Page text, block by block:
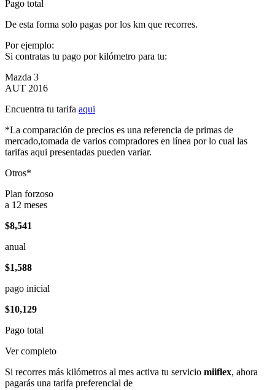
Pago total
De esta forma solo pagas por los km que recorres.
Por ejemplo:
Si contratas tu pago por kilómetro para tu:
Mazda 3
AUT 2016
Encuentra tu tarifa aqui
*La comparación de precios es una referencia de primas de
mercado,tomada de varios compradores en línea por lo cual las
tarifas aqui presentadas pueden variar.
Otros*
Plan forzoso
a 12 meses
$8,541
anual
$1,588
pago inicial
$10,129
Pago total
Ver completo
Si recorres más kilómetros al mes activa tu servicio miiflex, ahora
pagarás una tarifa preferencial de